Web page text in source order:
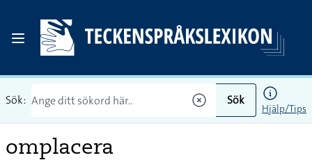
Sök: Sök
Hjälp/Tips
omplacera